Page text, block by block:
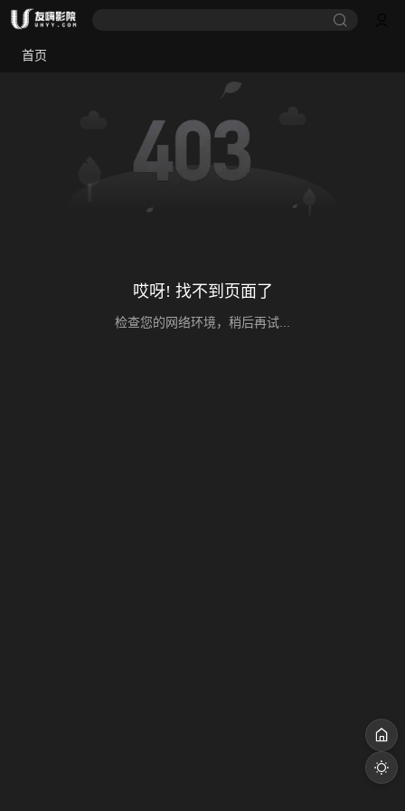
首页
哎呀! 找不到页面了
检查您的网络环境，稍后再试...